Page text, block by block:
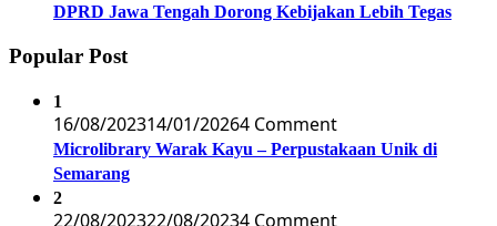
DPRD Jawa Tengah Dorong Kebijakan Lebih Tegas
Popular Post
1
16/08/202314/01/20264 Comment
Microlibrary Warak Kayu – Perpustakaan Unik di
Semarang
2
22/08/202322/08/20234 Comment